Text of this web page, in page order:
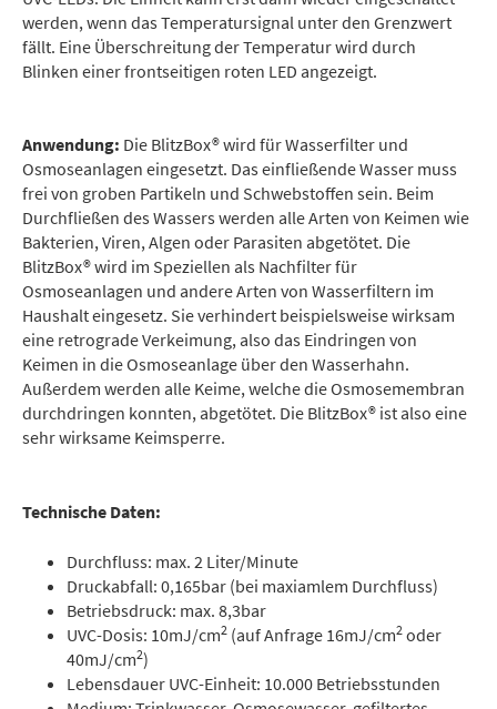
werden, wenn das Temperatursignal unter den Grenzwert
fällt. Eine Überschreitung der Temperatur wird durch
Blinken einer frontseitigen roten LED angezeigt.
Anwendung: Die BlitzBox® wird für Wasserfilter und
Osmoseanlagen eingesetzt. Das einfließende Wasser muss
frei von groben Partikeln und Schwebstoffen sein. Beim
Durchfließen des Wassers werden alle Arten von Keimen wie
Bakterien, Viren, Algen oder Parasiten abgetötet. Die
BlitzBox® wird im Speziellen als Nachfilter für
Osmoseanlagen und andere Arten von Wasserfiltern im
Haushalt eingesetz. Sie verhindert beispielsweise wirksam
eine retrograde Verkeimung, also das Eindringen von
Keimen in die Osmoseanlage über den Wasserhahn.
Außerdem werden alle Keime, welche die Osmosemembran
durchdringen konnten, abgetötet. Die BlitzBox® ist also eine
sehr wirksame Keimsperre.
Technische Daten:
Durchfluss: max. 2 Liter/Minute
Druckabfall: 0,165bar (bei maxiamlem Durchfluss)
Betriebsdruck: max. 8,3bar
UVC-Dosis: 10mJ/cm2 (auf Anfrage 16mJ/cm2 oder
40mJ/cm2)
Lebensdauer UVC-Einheit: 10.000 Betriebsstunden